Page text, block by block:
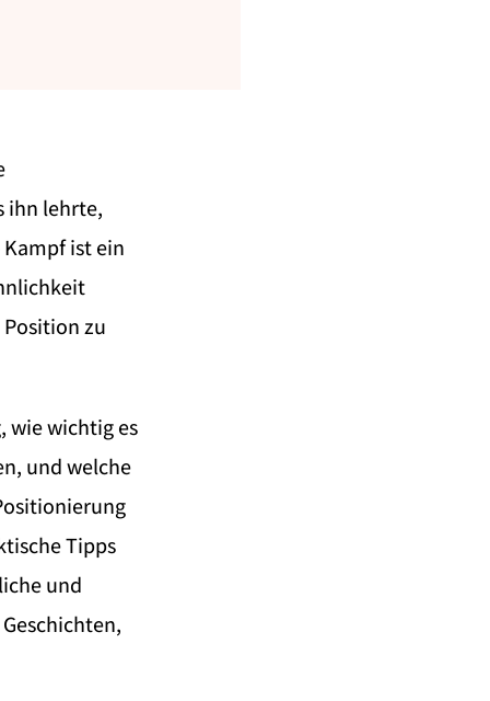
ihn lehrte,
ist ein
zu
wie wichtig es
und welche
Tipps
und